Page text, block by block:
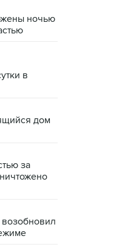
ночью
в
дом
за